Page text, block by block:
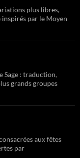
plus libres,
inspirés par le Moyen
Sage : traduction,
grands groupes
aux fêtes
par